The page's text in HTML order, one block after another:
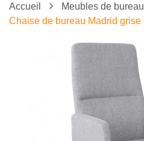
Accueil Meubles de bureau
Chaise de bureau Madrid grise